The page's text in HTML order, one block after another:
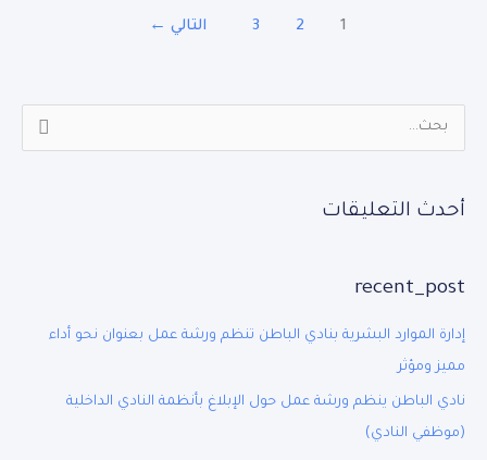
أحدث التعليقات
recent_post
إدارة الموارد البشرية بنادي الباطن تنظم ورشة عمل بعنوان نحو أداء
مميز ومؤثر
نادي الباطن ينظم ورشة عمل حول الإبلاغ بأنظمة النادي الداخلية
(موظفي النادي)
التالي←